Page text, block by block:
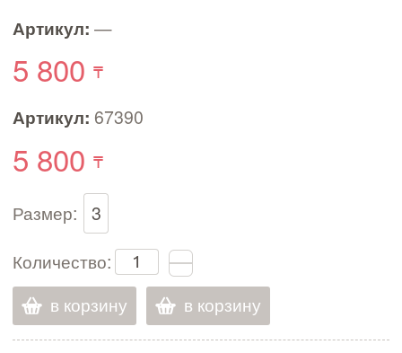
Артикул: —
5 800
Артикул: 67390
5 800
Размер:
3
Количество:
в корзину
в корзину